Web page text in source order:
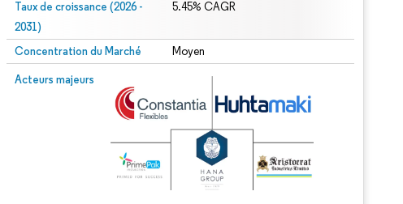
Taux de croissance (2026 -
2031)
5.45% CAGR
Concentration du Marché Moyen
Acteurs majeurs
Image © Mordor Intelligence. La réutilisation nécessite une attribution sous CC BY 4.0.